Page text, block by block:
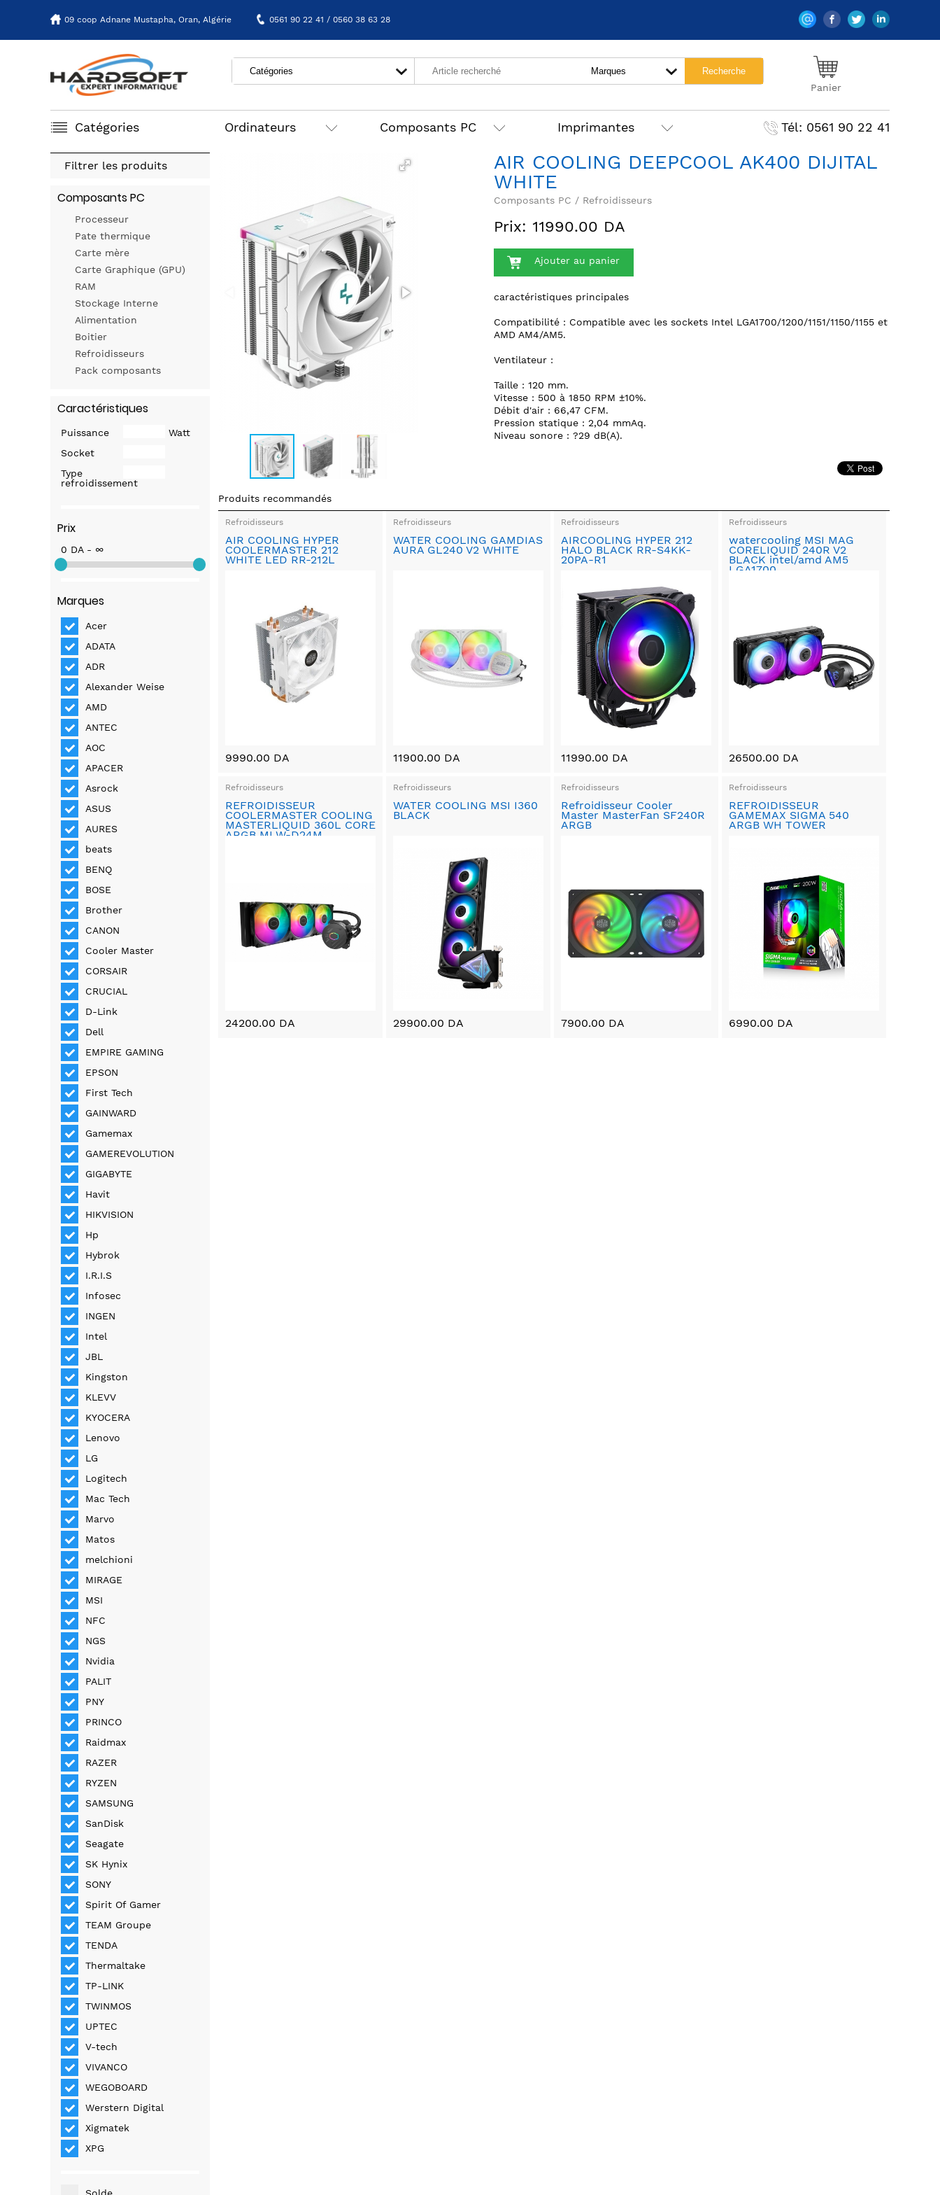
09 coop Adnane Mustapha, Oran, Algérie 0561 90 22 41 / 0560 38 63 28
Panier
Catégories Ordinateurs Composants PC Imprimantes Tél: 0561 90 22 41
AIR COOLING DEEPCOOL AK400 DIJITAL
WHITE
Composants PC / Refroidisseurs
Prix: 11990.00 DA
Ajouter au panier
caractéristiques principales
Compatibilité : Compatible avec les sockets Intel LGA1700/1200/1151/1150/1155 et
AMD AM4/AM5.
Ventilateur :
Taille : 120 mm.
Vitesse : 500 à 1850 RPM ±10%.
Débit d'air : 66,47 CFM.
Pression statique : 2,04 mmAq.
Niveau sonore : ?29 dB(A).
Produits recommandés
Refroidisseurs
AIR COOLING HYPER
COOLERMASTER 212
WHITE LED RR-212L
9990.00 DA
Refroidisseurs
WATER COOLING GAMDIAS
AURA GL240 V2 WHITE
11900.00 DA
Refroidisseurs
AIRCOOLING HYPER 212
HALO BLACK RR-S4KK-
20PA-R1
11990.00 DA
Refroidisseurs
watercooling MSI MAG
CORELIQUID 240R V2
BLACK intel/amd AM5
LGA1700
26500.00 DA
Refroidisseurs
REFROIDISSEUR
COOLERMASTER COOLING
MASTERLIQUID 360L CORE
ARGB MLW-D24M
24200.00 DA
Refroidisseurs
WATER COOLING MSI I360
BLACK
29900.00 DA
Refroidisseurs
Refroidisseur Cooler
Master MasterFan SF240R
ARGB
7900.00 DA
Refroidisseurs
REFROIDISSEUR
GAMEMAX SIGMA 540
ARGB WH TOWER
6990.00 DA
Filtrer les produits
Composants PC
Processeur
Pate thermique
Carte mère
Carte Graphique (GPU)
RAM
Stockage Interne
Alimentation
Boitier
Refroidisseurs
Pack composants
Caractéristiques
Puissance
Watt
Socket
Type
refroidissement
Prix
0 DA - ∞
Marques
Acer
ADATA
ADR
Alexander Weise
AMD
ANTEC
AOC
APACER
Asrock
ASUS
AURES
beats
BENQ
BOSE
Brother
CANON
Cooler Master
CORSAIR
CRUCIAL
D-Link
Dell
EMPIRE GAMING
EPSON
First Tech
GAINWARD
Gamemax
GAMEREVOLUTION
GIGABYTE
Havit
HIKVISION
Hp
Hybrok
I.R.I.S
Infosec
INGEN
Intel
JBL
Kingston
KLEVV
KYOCERA
Lenovo
LG
Logitech
Mac Tech
Marvo
Matos
melchioni
MIRAGE
MSI
NFC
NGS
Nvidia
PALIT
PNY
PRINCO
Raidmax
RAZER
RYZEN
SAMSUNG
SanDisk
Seagate
SK Hynix
SONY
Spirit Of Gamer
TEAM Groupe
TENDA
Thermaltake
TP-LINK
TWINMOS
UPTEC
V-tech
VIVANCO
WEGOBOARD
Werstern Digital
Xigmatek
XPG